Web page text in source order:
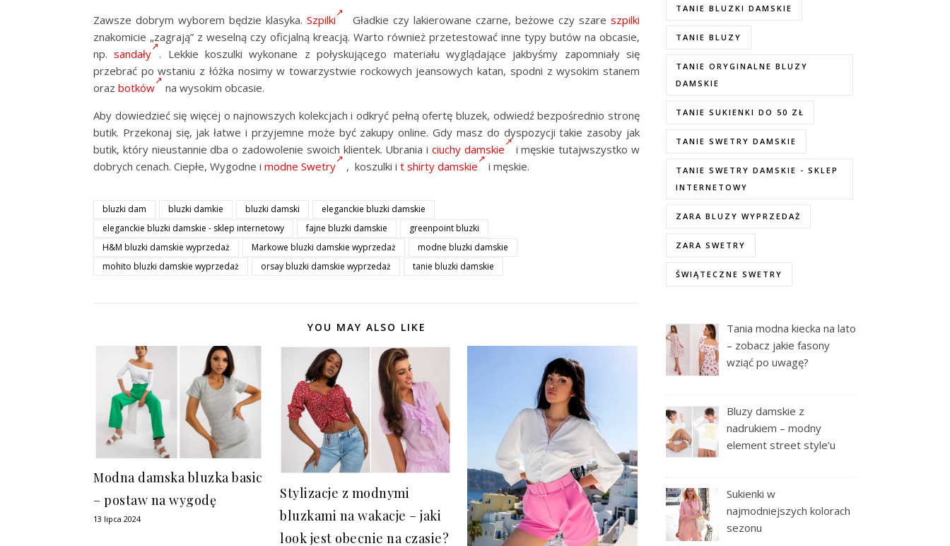
Zawsze dobrym wyborem będzie klasyka.Szpilki Gładkie czy lakierowane czarne, beżowe czy szareszpilki
znakomicie „zagrają” z weselną czy oficjalną kreacją. Warto również przetestować inne typy butów na obcasie,
np.sandały . Lekkie koszulki wykonane z połyskującego materiału wyglądające jakbyśmy zapomniały się
przebrać po wstaniu z łóżka nosimy w towarzystwie rockowych jeansowych katan, spodni z wysokim stanem
oraz botków
na wysokim obcasie.
Aby dowiedzieć się więcej o najnowszych kolekcjach i odkryć pełną ofertę bluzek, odwiedź bezpośrednio stronę
butik. Przekonaj się, jak łatwe i przyjemne może być zakupy online. Gdy masz do dyspozycji takie zasoby jak
butik, który nieustannie dba o zadowolenie swoich klientek. Ubrania i ciuchy damskie
i męskie tutajwszystko w
dobrych cenach. Ciepłe, Wygodne i modne Swetry , koszulki i t shirty damskie i męskie.
bluzki dam bluzki damkie bluzki damski
eleganckie bluzki damskie
eleganckie bluzki damskie - sklep internetowy
fajne bluzki damskie
greenpoint bluzki
H&M bluzki damskie wyprzedaż
Markowe bluzki damskie wyprzedaż
modne bluzki damskie
mohito bluzki damskie wyprzedaż
orsay bluzki damskie wyprzedaż tanie bluzki damskie
YOU MAY ALSO LIKE
Modna damska bluzka basic
– postaw na wygodę
13 lipca 2024
Stylizacje z modnymi
bluzkami na wakacje – jaki
look jest obecnie na czasie?
TANIE BLUZKI DAMSKIE
TANIE BLUZY
TANIE ORYGINALNE BLUZY
DAMSKIE
TANIE SUKIENKI DO 50 ZŁ
TANIE SWETRY DAMSKIE
TANIE SWETRY DAMSKIE - SKLEP
INTERNETOWY
ZARA BLUZY WYPRZEDAŻ
ZARA SWETRY
ŚWIĄTECZNE SWETRY
Tania modna kiecka na lato
– zobacz jakie fasony
wziąć po uwagę?
Bluzy damskie z
nadrukiem – modny
element street style’u
Sukienki w
najmodniejszych kolorach
sezonu